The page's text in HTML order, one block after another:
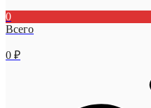
0
Всего
0 ₽